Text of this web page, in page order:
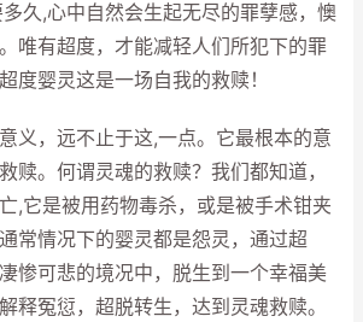
久,心中自然会生起无尽的罪孽感，懊
唯有超度，才能减轻人们所犯下的罪
度婴灵这是一场自我的救赎！
，远不止于这,一点。它最根本的意
赎。何谓灵魂的救赎？我们都知道，
,它是被用药物毒杀，或是被手术钳夹
常情况下的婴灵都是怨灵，通过超
惨可悲的境况中，脱生到一个幸福美
释冤愆，超脱转生，达到灵魂救赎。